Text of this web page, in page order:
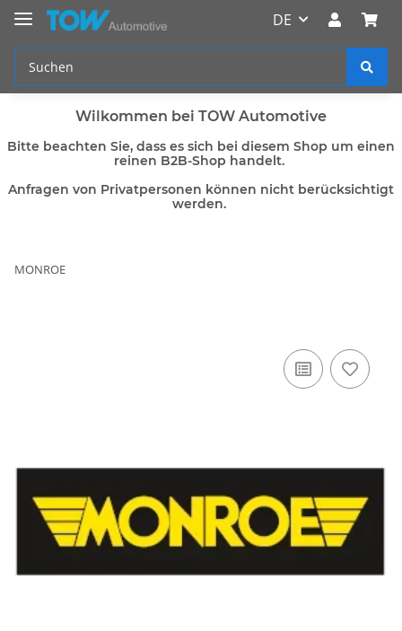
DE
Wilkommen bei TOW Automotive
Bitte beachten Sie, dass es sich bei diesem Shop um einen
reinen B2B-Shop handelt.
Anfragen von Privatpersonen können nicht berücksichtigt
werden.
MONROE